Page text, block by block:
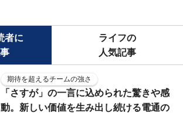
者に
ライフの
人気記事
期待を超えるチームの強さ
「さすが」の一言に込められた驚きや感
動。新しい価値を生み出し続ける電通の